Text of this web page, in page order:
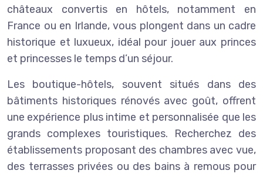
châteaux convertis en hôtels, notamment en
France ou en Irlande, vous plongent dans un cadre
historique et luxueux, idéal pour jouer aux princes
et princesses le temps d’un séjour.
Les boutique-hôtels, souvent situés dans des
bâtiments historiques rénovés avec goût, offrent
une expérience plus intime et personnalisée que les
grands complexes touristiques. Recherchez des
établissements proposant des chambres avec vue,
des terrasses privées ou des bains à remous pour